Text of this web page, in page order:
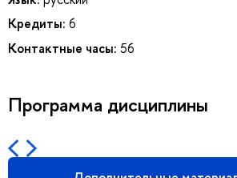
Кредиты: 6
Контактные часы: 56
Программа дисциплины